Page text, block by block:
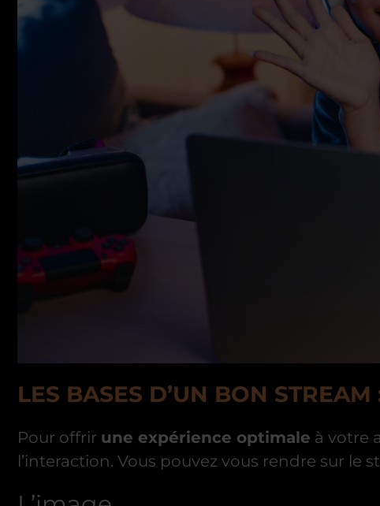
LES BASES D’UN BON
Pour offrir une expérience optimale à votre
l’interaction. Vous pouvez vous rendre sur le